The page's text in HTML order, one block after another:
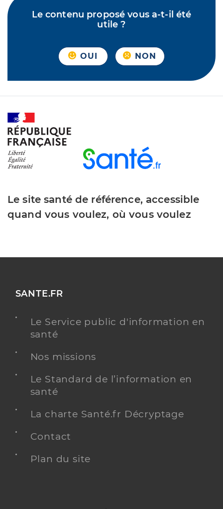
Le contenu proposé vous a-t-il été
utile ?
OUI NON
Le site santé de référence, accessible
quand vous voulez, où vous voulez
SANTE.FR
Le Service public d'information en
santé
Nos missions
Le Standard de l’information en
santé
La charte Santé.fr Décryptage
Contact
Plan du site